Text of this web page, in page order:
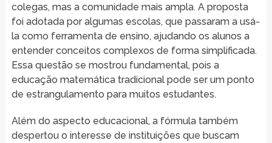
colegas, mas a comunidade mais ampla. A proposta
foi adotada por algumas escolas, que passaram a usá-
la como ferramenta de ensino, ajudando os alunos a
entender conceitos complexos de forma simplificada.
Essa questão se mostrou fundamental, pois a
educação matemática tradicional pode ser um ponto
de estrangulamento para muitos estudantes.
Além do aspecto educacional, a fórmula também
despertou o interesse de instituições que buscam